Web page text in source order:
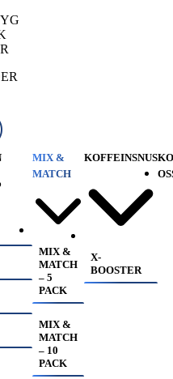
MIX &
MATCH
MIX &
MATCH
– 5
PACK
MIX &
MATCH
– 10
PACK
KOFFEINSNUS
X-
BOOSTER